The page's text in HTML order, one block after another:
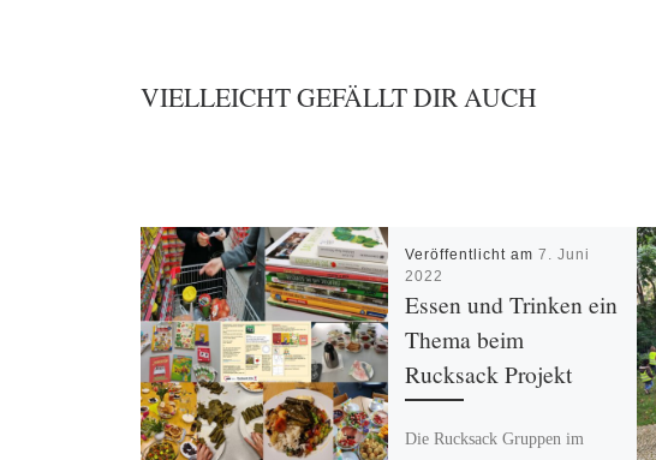
VIELLEICHT GEFÄLLT DIR AUCH
Veröffentlicht am7. Juni
2022
Essen und Trinken ein
Thema beim
Rucksack Projekt
Die Rucksack Gruppen im